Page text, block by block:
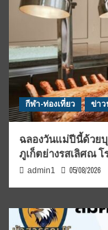
กีฬา-ท่องเที่ยว ข่าว
ฉลองวันแม่ปีนี้ด้วย
ภูเก็ตย่างรสเลิศณ
admin1 05/08/2026